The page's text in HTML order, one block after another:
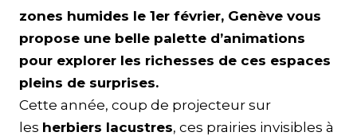
zones humides le 1er février, Genève vous
propose une belle palette d’animations
pour explorer les richesses de ces espaces
pleins de surprises.
Cette année, coup de projecteur sur
les herbiers lacustres, ces prairies invisibles à